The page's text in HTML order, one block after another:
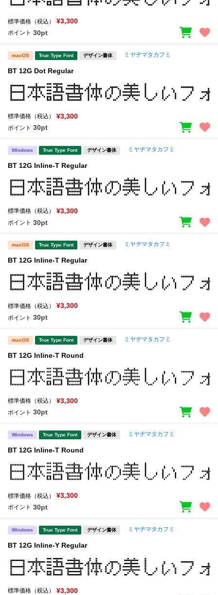
標準価格（税込） ¥3,300
ポイント 30pt
macOS True Type Font デザイン書体 ミヤヂマタカフミ
BT 12G Dot Regular
標準価格（税込） ¥3,300
ポイント 30pt
Windows True Type Font デザイン書体 ミヤヂマタカフミ
BT 12G Inline-T Regular
標準価格（税込） ¥3,300
ポイント 30pt
macOS True Type Font デザイン書体 ミヤヂマタカフミ
BT 12G Inline-T Regular
標準価格（税込） ¥3,300
ポイント 30pt
macOS True Type Font デザイン書体 ミヤヂマタカフミ
BT 12G Inline-T Round
標準価格（税込） ¥3,300
ポイント 30pt
Windows True Type Font デザイン書体 ミヤヂマタカフミ
BT 12G Inline-T Round
標準価格（税込） ¥3,300
ポイント 30pt
Windows True Type Font デザイン書体 ミヤヂマタカフミ
BT 12G Inline-Y Regular
標準価格（税込） ¥3,300